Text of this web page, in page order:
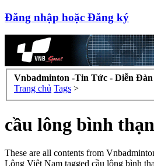
Đăng nhập hoặc Đăng ký
Vnbadminton -Tin Tức - Diễn
Trang chủ Tags >
cầu lông bình
These are all contents from
Lông Việt Nam tagged cầu lông bình